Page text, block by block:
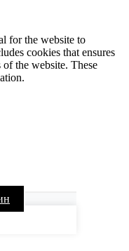
for the website to
cookies that ensures
the website. These